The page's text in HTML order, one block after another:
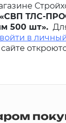
«СВП ТЛС-
500 шт».
войти в